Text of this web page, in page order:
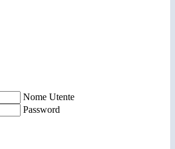
Nome Utente
Password